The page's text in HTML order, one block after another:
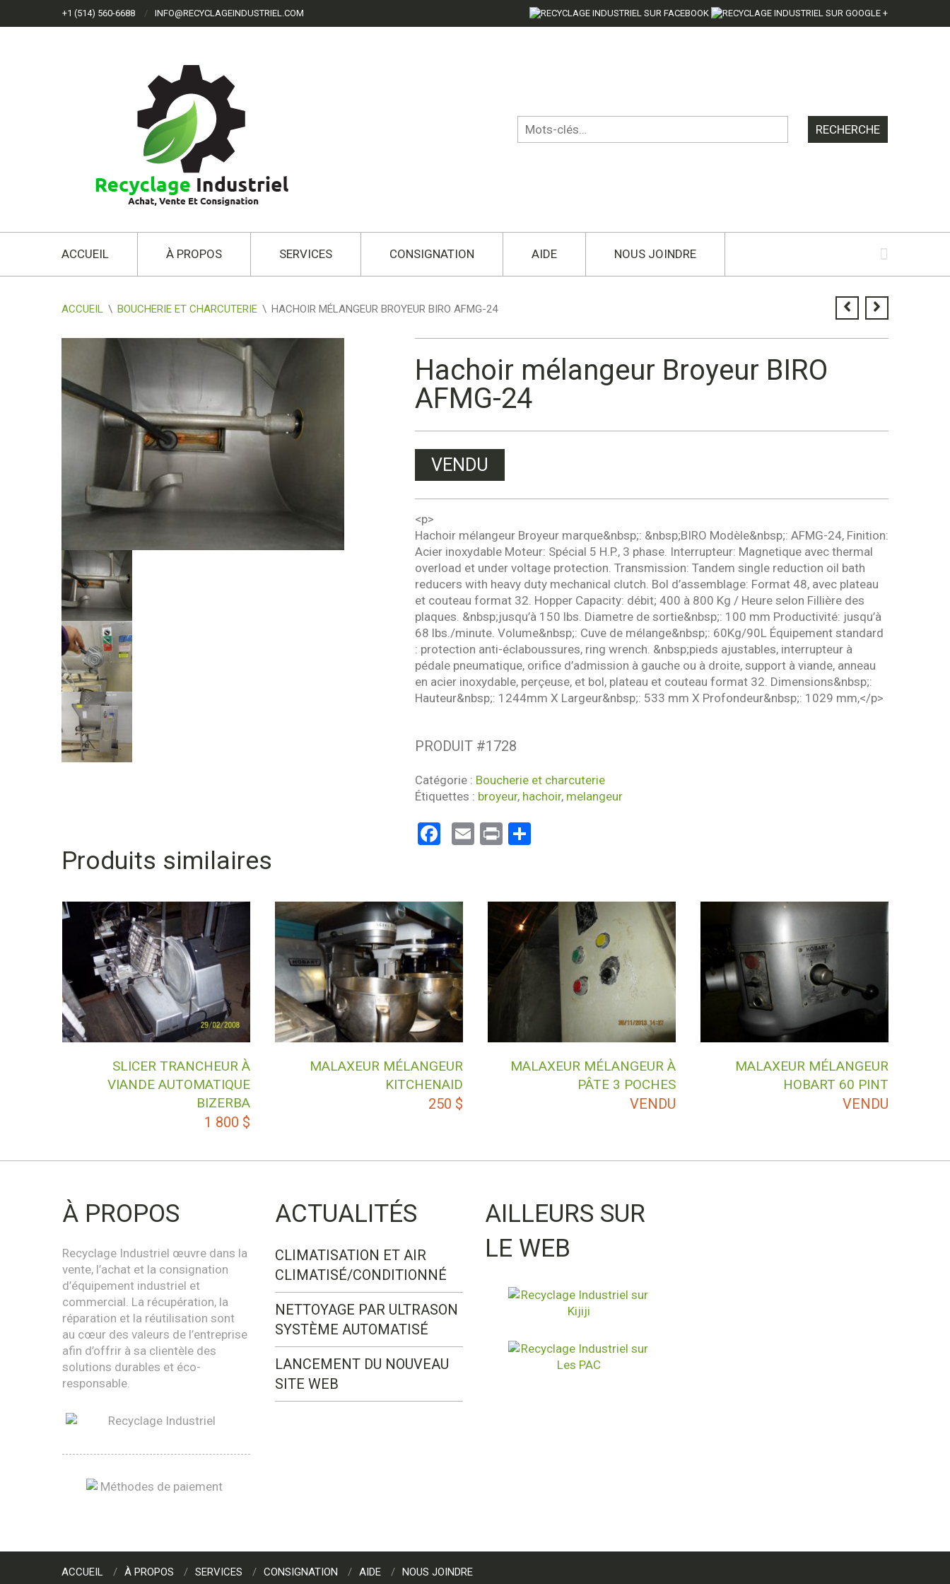
+1 (514) 560-6688 INFO@RECYCLAGEINDUSTRIEL.COM
ACCUEIL À PROPOS SERVICES CONSIGNATION AIDE NOUS JOINDRE
ACCUEIL \ BOUCHERIE ET CHARCUTERIE \ HACHOIR MÉLANGEUR BROYEUR BIRO AFMG-24
Hachoir mélangeur Broyeur BIRO
AFMG-24
VENDU
<p>
Hachoir mélangeur Broyeur marque&nbsp;: &nbsp;BIRO Modèle&nbsp;: AFMG-24, Finition:
Acier inoxydable Moteur: Spécial 5 H.P., 3 phase. Interrupteur: Magnetique avec thermal
overload et under voltage protection. Transmission: Tandem single reduction oil bath
reducers with heavy duty mechanical clutch. Bol d’assemblage: Format 48, avec plateau
et couteau format 32. Hopper Capacity: débit; 400 à 800 Kg / Heure selon Fillière des
plaques. &nbsp;jusqu’à 150 lbs. Diametre de sortie&nbsp;: 100 mm Productivité: jusqu’à
68 lbs./minute. Volume&nbsp;: Cuve de mélange&nbsp;: 60Kg/90L Équipement standard
: protection anti-éclaboussures, ring wrench. &nbsp;pieds ajustables, interrupteur à
pédale pneumatique, orifice d’admission à gauche ou à droite, support à viande, anneau
en acier inoxydable, perçeuse, et bol, plateau et couteau format 32. Dimensions&nbsp;:
Hauteur&nbsp;: 1244mm X Largeur&nbsp;: 533 mm X Profondeur&nbsp;: 1029 mm,</p>
PRODUIT #1728
Catégorie : Boucherie et charcuterie
Étiquettes : broyeur, hachoir, melangeur
Facebook
Email
PrintPartager
Produits similaires
SLICER TRANCHEUR À
VIANDE AUTOMATIQUE
BIZERBA
1 800 $
MALAXEUR MÉLANGEUR
KITCHENAID
250 $
MALAXEUR MÉLANGEUR À
PÂTE 3 POCHES
VENDU
MALAXEUR MÉLANGEUR
HOBART 60 PINT
VENDU
À PROPOS
Recyclage Industriel œuvre dans la
vente, l’achat et la consignation
d’équipement industriel et
commercial. La récupération, la
réparation et la réutilisation sont
au cœur des valeurs de l’entreprise
afin d’offrir à sa clientèle des
solutions durables et éco-
responsable.
ACTUALITÉS
CLIMATISATION ET AIR
CLIMATISÉ/CONDITIONNÉ
NETTOYAGE PAR ULTRASON
SYSTÈME AUTOMATISÉ
LANCEMENT DU NOUVEAU
SITE WEB
AILLEURS SUR
LE WEB
ACCUEIL À PROPOS SERVICES CONSIGNATION AIDE NOUS JOINDRE